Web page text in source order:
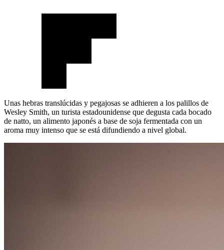
Unas hebras translúcidas y pegajosas se adhieren a los palillos de
Wesley Smith, un turista estadounidense que degusta cada bocado
de natto, un alimento japonés a base de soja fermentada con un
aroma muy intenso que se está difundiendo a nivel global.